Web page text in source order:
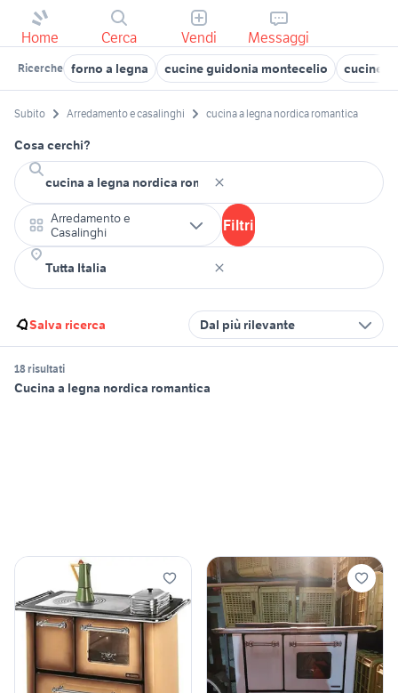
Home Cerca Vendi Messaggi
Ricerche forno a legna cucine guidonia montecelio cucine
Subito Arredamento e casalinghi cucina a legna nordica romantica
Cosa cerchi?
Arredamento e
Casalinghi
Filtri
Salva ricerca Dal più rilevante
18 risultati
Cucina a legna nordica romantica